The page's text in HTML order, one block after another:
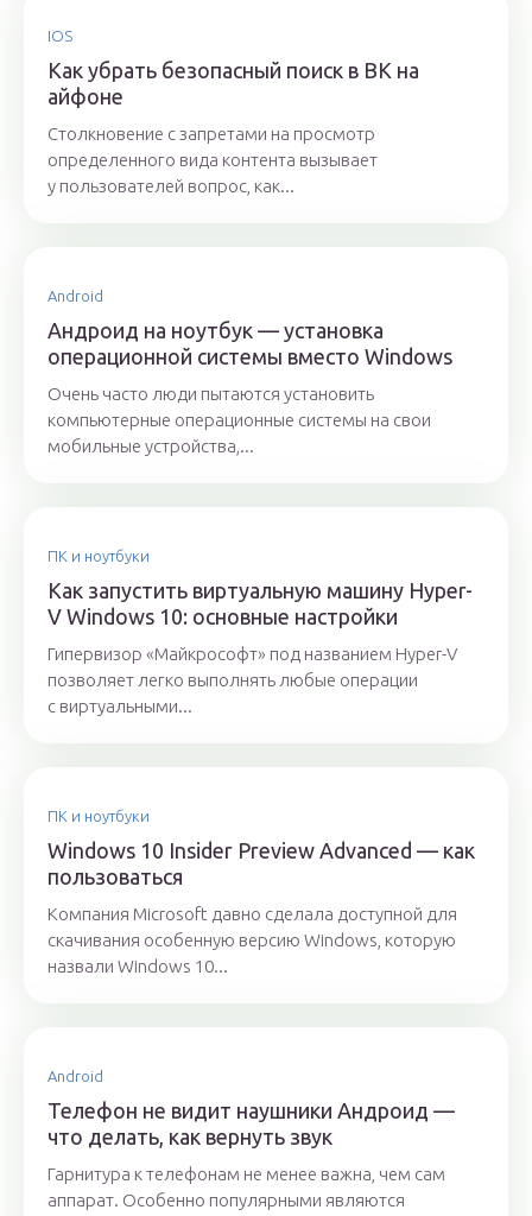
IOS
Как убрать безопасный поиск в ВК на
айфоне
Столкновение с запретами на просмотр
определенного вида контента вызывает
у пользователей вопрос, как...
Android
Андроид на ноутбук — установка
операционной системы вместо Windows
Очень часто люди пытаются установить
компьютерные операционные системы на свои
мобильные устройства,...
ПК и ноутбуки
Как запустить виртуальную машину Hyper-
V Windows 10: основные настройки
Гипервизор «Майкрософт» под названием Hyper-V
позволяет легко выполнять любые операции
с виртуальными...
ПК и ноутбуки
Windows 10 Insider Preview Advanced — как
пользоваться
Компания Microsoft давно сделала доступной для
скачивания особенную версию Windows, которую
назвали Windows 10...
Android
Телефон не видит наушники Андроид —
что делать, как вернуть звук
Гарнитура к телефонам не менее важна, чем сам
аппарат. Особенно популярными являются